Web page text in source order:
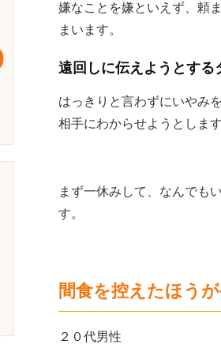
嫌なことを嫌といえず、頼
まいます。
遠回しに伝えようとする
はっきりと言わずにいやみ
相手にわからせようとします
まず一休みして、なんでも
す。
間食を控えたほう
２０代男性